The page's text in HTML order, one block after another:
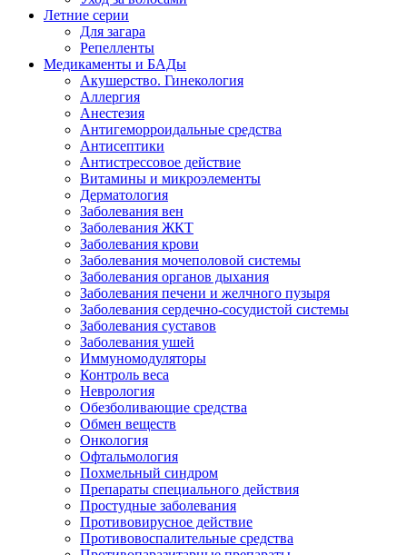
Летние серии
Для загара
Репелленты
Медикаменты и БАДы
Акушерство. Гинекология
Аллергия
Анестезия
Антигеморроидальные средства
Антисептики
Антистрессовое действие
Витамины и микроэлементы
Дерматология
Заболевания вен
Заболевания ЖКТ
Заболевания крови
Заболевания мочеполовой системы
Заболевания органов дыхания
Заболевания печени и желчного пузыря
Заболевания сердечно-сосудистой системы
Заболевания суставов
Заболевания ушей
Иммуномодуляторы
Контроль веса
Неврология
Обезболивающие средства
Обмен веществ
Онкология
Офтальмология
Похмельный синдром
Препараты специального действия
Простудные заболевания
Противовирусное действие
Противовоспалительные средства